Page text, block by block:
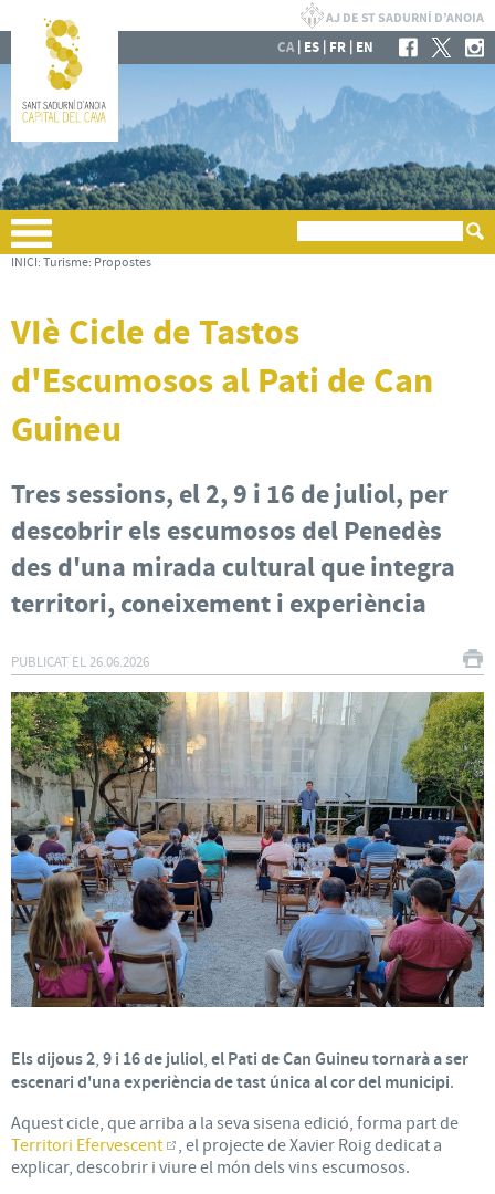
CA| ES | FR | EN
INICI: Turisme: Propostes
VIè Cicle de Tastos
d'Escumosos al Pati de Can
Guineu
Tres sessions, el 2, 9 i 16 de juliol, per
descobrir els escumosos del Penedès
des d'una mirada cultural que integra
territori, coneixement i experiència
PUBLICAT EL26.06.2026
Els dijous 2, 9 i 16 de juliol, el Pati de Can Guineu tornarà a ser
escenari d'una experiència de tast única al cor del municipi.
Aquest cicle, que arriba a la seva sisena edició, forma part de
Territori Efervescent
, el projecte de Xavier Roig dedicat a
explicar, descobrir i viure el món dels vins escumosos.